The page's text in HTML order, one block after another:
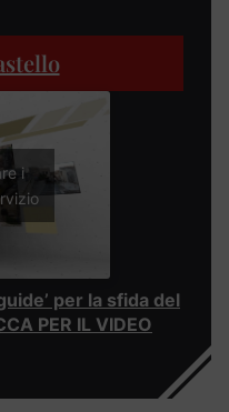
i
per la sfida del
PER IL VIDEO